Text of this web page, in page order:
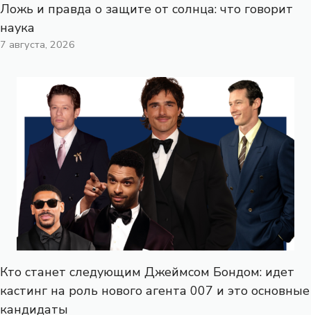
Ложь и правда о защите от солнца: что говорит
наука
7 августа, 2026
Кто станет следующим Джеймсом Бондом: идет
кастинг на роль нового агента 007 и это основные
кандидаты